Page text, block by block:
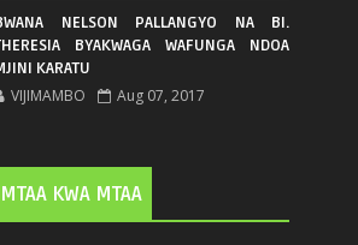
NELSON PALLANGYO NA BI.
BYAKWAGA WAFUNGA NDOA
KARATU
VIJIMAMBO Aug 07, 2017
KWA MTAA